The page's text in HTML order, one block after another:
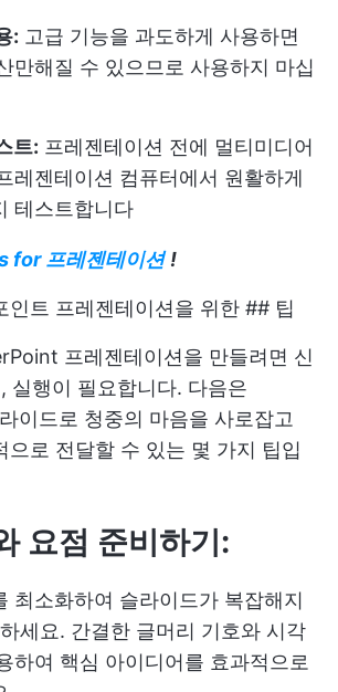
: 고급 기능을 과도하게 사용하면
만해질 수 있으므로 사용하지 마십
트: 프레젠테이션 전에 멀티미디어
레젠테이션 컴퓨터에서 원활하게
테스트합니다
for 프레젠테이션 !
인트 프레젠테이션을 위한 ## 팁
프레젠테이션을 만들려면 신
실행이 필요합니다. 다음은
이드로 청중의 마음을 사로잡고
으로 전달할 수 있는 몇 가지 팁입
요점 준비하기:
최소화하여 슬라이드가 복잡해지
세요. 간결한 글머리 기호와 시각
하여 핵심 아이디어를 효과적으로